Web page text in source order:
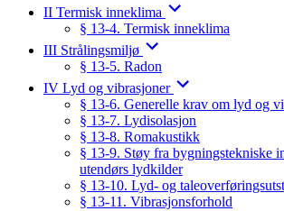
II Termisk inneklima
§ 13-4. Termisk inneklima
III Strålingsmiljø
§ 13-5. Radon
IV Lyd og vibrasjoner
§ 13-6. Generelle krav om lyd og
§ 13-7. Lydisolasjon
§ 13-8. Romakustikk
§ 13-9. Støy fra bygningstekniske
utendørs lydkilder
§ 13-10. Lyd- og
§ 13-11. Vibrasjonsforhold